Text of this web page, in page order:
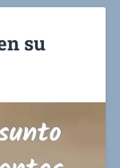
su